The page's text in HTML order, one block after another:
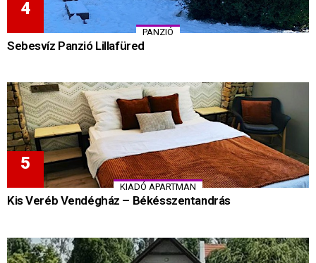
PANZIÓ
Sebesvíz Panzió Lillafüred
KIADÓ APARTMAN
Kis Veréb Vendégház – Békésszentandrás